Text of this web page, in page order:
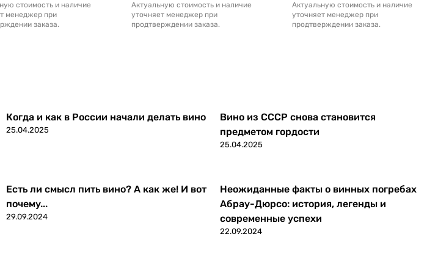
стоимость и наличие
менеджер при
заказа.
Актуальную стоимость и наличие
уточняет менеджер при
продтверждении заказа.
Актуальную стоимость и наличие
уточняет менеджер при
продтверждении заказа.
Когда и как в России начали делать вино
25.04.2025
Вино из СССР снова становится
предметом гордости
25.04.2025
Есть ли смысл пить вино? А как же! И вот
почему...
29.09.2024
Неожиданные факты о винных погребах
Абрау-Дюрсо: история, легенды и
современные успехи
22.09.2024